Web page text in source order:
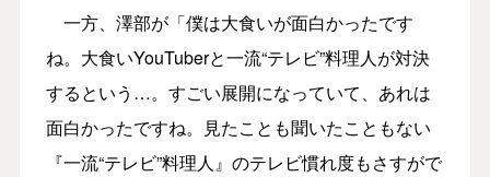
一方、澤部が「僕は大食いが面白かったです
ね。大食いYouTuberと一流“テレビ”料理人が対決
するという…。すごい展開になっていて、あれは
面白かったですね。見たことも聞いたこともない
『一流“テレビ”料理人』のテレビ慣れ度もさすがで